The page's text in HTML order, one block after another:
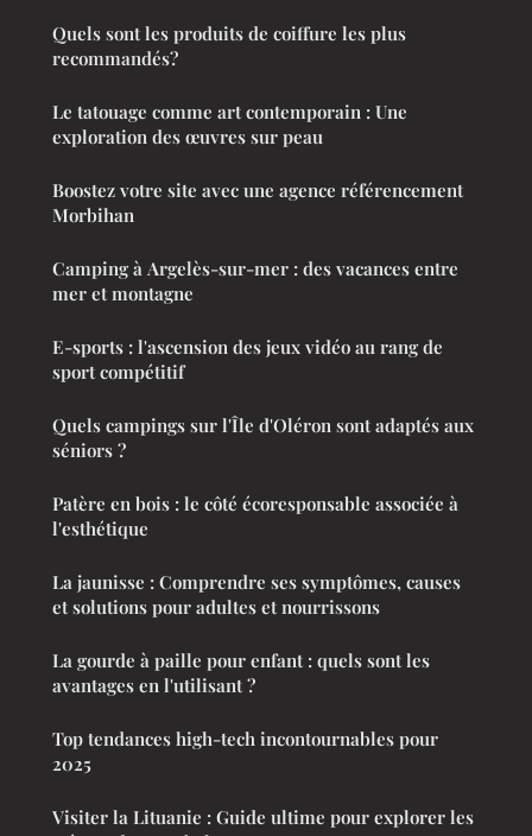
Quels sont les produits de coiffure les plus
recommandés?
Le tatouage comme art contemporain : Une
exploration des œuvres sur peau
Boostez votre site avec une agence référencement
Morbihan
Camping à Argelès-sur-mer : des vacances entre
mer et montagne
E-sports : l'ascension des jeux vidéo au rang de
sport compétitif
Quels campings sur l'Île d'Oléron sont adaptés aux
séniors ?
Patère en bois : le côté écoresponsable associée à
l'esthétique
La jaunisse : Comprendre ses symptômes, causes
et solutions pour adultes et nourrissons
La gourde à paille pour enfant : quels sont les
avantages en l'utilisant ?
Top tendances high-tech incontournables pour
2025
Visiter la Lituanie : Guide ultime pour explorer les